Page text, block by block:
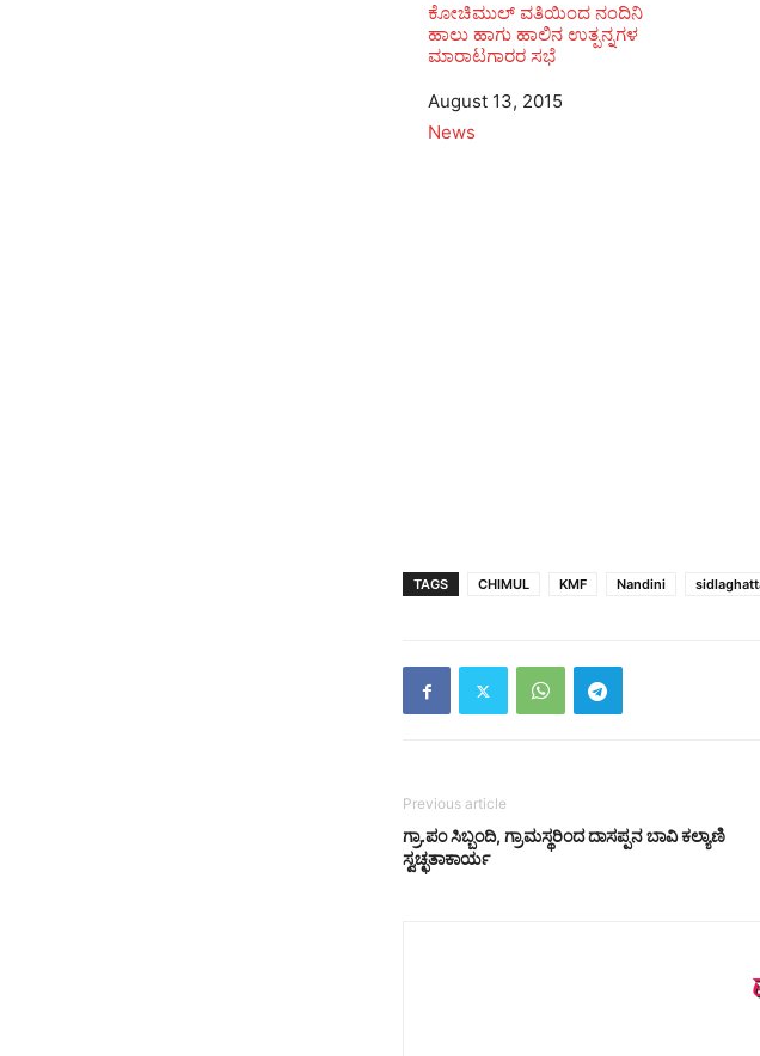
ಕೋಚಿಮುಲ್ ವತಿಯಿಂದ ನಂದಿನಿ
ಹಾಲು ಹಾಗು ಹಾಲಿನ ಉತ್ಪನ್ನಗಳ
ಮಾರಾಟಗಾರರ ಸಭೆ
Date
August 13, 2015
In relation to
News
TAGS CHIMUL KMF Nandini
Previous article
ಗ್ರಾ.ಪಂ ಸಿಬ್ಬಂದಿ, ಗ್ರಾಮಸ್ಥರಿಂದ ದಾಸಪ್ಪನ ಬಾವಿ ಕಲ್ಯಾಣಿ
ಸ್ವಚ್ಛತಾಕಾರ್ಯ